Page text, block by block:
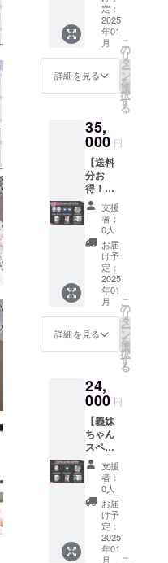
※お問い合わ
せから3営業
日以内にご
返信させて
いただきま
※ ご質問に
よってはお
応えできか
ねる場合も
ございま
す。
◾️ プライバ
シー
お問い合わ
しては、プ
ポリシーに
準じて管理
させていた
だきます。
ぐる
み 1点
・ひな
きぬい
ぐる
み 1点
・アク
リルス
ド 1点
・マグ
カッ
プ 1点
・タペ
スト
リー 1
点 ・直
筆ミニ
色紙 1
点 ・サ
キュー
ター 1
点 ●色
紙イラ
になり
ます。
●必ず備
考欄
に、色
紙に入
れる宛
名をご
記入く
ださ
い。 ●
宛名の
必要が
ない場
定：
2025
年01
月
詳細を見る
こ
の
リ
タ
ー
ン
を
選
択
す
る
35,
000 円
【送料
分お
得！義
妹ちゃ
んいっ
ぱいプ
ラン】
送料
1100円
分が割
引に
なって
いるお
得なプ
ランで
す。 ・
ぬいぐ
るみ 2
点 ・ひ
なきぬ
いぐる
み 2点
・アク
リルス
タン
ド 1点
・マグ
カッ
プ 1点
・タペ
支援
者：
0人
お届
け予
定：
2025
年01
月
詳細を見る
こ
の
リ
タ
ー
ン
を
選
択
す
る
24,
000 円
【義妹
ちゃん
スペ
シャル
プラ
ン】 ・
みずき
ぬいぐ
るみ 1
点 ・ひ
なきぬ
支援
者：
0人
お届
け予
定：
2025
年01
月
こ